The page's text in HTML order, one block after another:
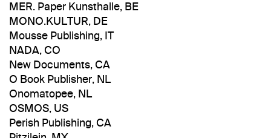
MER. Paper Kunsthalle, BE
MONO.KULTUR, DE
Mousse Publishing, IT
NADA, CO
New Documents, CA
O Book Publisher, NL
Onomatopee, NL
OSMOS, US
Perish Publishing, CA